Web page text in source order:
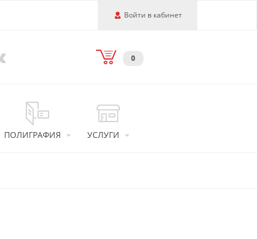
Войти в кабинет
0
ПОЛИГРАФИЯ УСЛУГИ